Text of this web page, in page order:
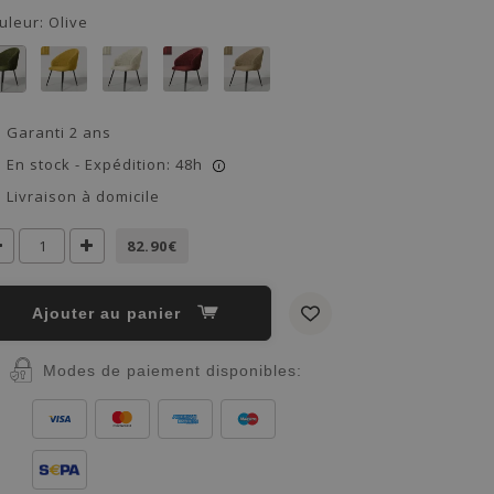
Olive
Garanti 2 ans
En stock - Expédition: 48h
i
Livraison à domicile
82.90€
Ajouter au panier
Modes de paiement disponibles: